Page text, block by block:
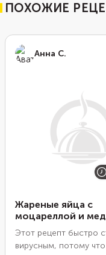
ПОХОЖИЕ
Анна С.
Жареные яйца с
моцареллой и
Этот рецепт быстро
вирусным, потому